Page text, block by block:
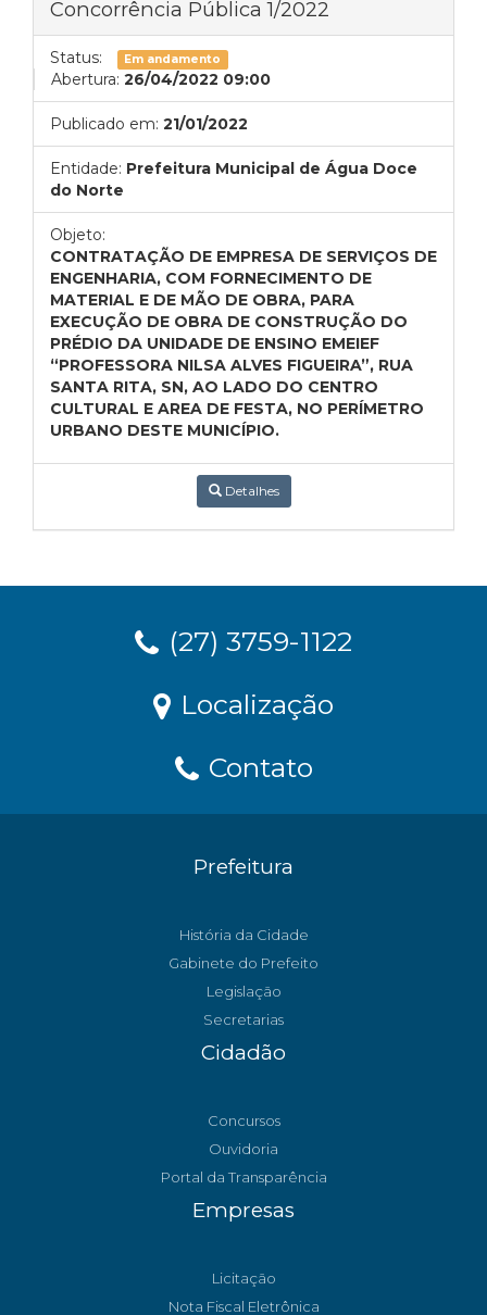
Concorrência Pública 1/2022
Status: Em andamento
Abertura: 26/04/2022 09:00
Publicado em: 21/01/2022
Entidade: Prefeitura Municipal de Água Doce
do Norte
Objeto:
CONTRATAÇÃO DE EMPRESA DE SERVIÇOS DE
ENGENHARIA, COM FORNECIMENTO DE
MATERIAL E DE MÃO DE OBRA, PARA
EXECUÇÃO DE OBRA DE CONSTRUÇÃO DO
PRÉDIO DA UNIDADE DE ENSINO EMEIEF
“PROFESSORA NILSA ALVES FIGUEIRA”, RUA
SANTA RITA, SN, AO LADO DO CENTRO
CULTURAL E AREA DE FESTA, NO PERÍMETRO
URBANO DESTE MUNICÍPIO.
Detalhes
(27) 3759-1122
Localização
Contato
Prefeitura
História da Cidade
Gabinete do Prefeito
Legislação
Secretarias
Cidadão
Concursos
Ouvidoria
Portal da Transparência
Empresas
Licitação
Nota Fiscal Eletrônica